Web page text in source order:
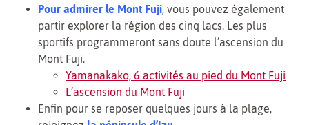
Pour admirer le Mont Fuji, vous pouvez également
partir explorer la région des cinq lacs. Les plus
sportifs programmeront sans doute l’ascension du
Mont Fuji.
Yamanakako, 6 activités au pied du Mont Fuji
L’ascension du Mont Fuji
Enfin pour se reposer quelques jours à la plage,